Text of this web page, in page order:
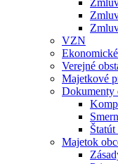
VZN
Verejné
Majetkové
Dokumenty
Štatút
Majetok